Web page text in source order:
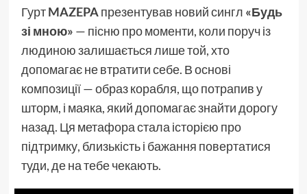
ГуртMAZEPAпрезентував новий сингл «Будь
зі мною» — пісню про моменти, коли поруч із
людиною залишається лише той, хто
допомагає не втратити себе. В основі
композиції — образ корабля, що потрапив у
шторм, і маяка, який допомагає знайти дорогу
назад. Ця метафора стала історією про
підтримку, близькість і бажання повертатися
туди, де на тебе чекають.